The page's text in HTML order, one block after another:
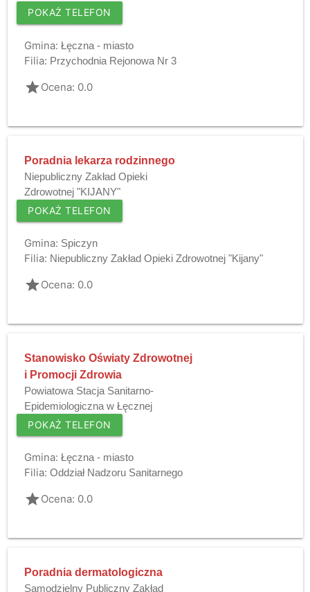
POKAŻ TELEFON
Gmina: Łęczna - miasto
Filia: Przychodnia Rejonowa Nr 3
gradeOcena: 0.0
Poradnia lekarza rodzinnego
Niepubliczny Zakład Opieki
Zdrowotnej "KIJANY"
POKAŻ TELEFON
Gmina: Spiczyn
Filia: Niepubliczny Zakład Opieki Zdrowotnej "Kijany"
gradeOcena: 0.0
Stanowisko Oświaty Zdrowotnej
i Promocji Zdrowia
Powiatowa Stacja Sanitarno-
Epidemiologiczna w Łęcznej
POKAŻ TELEFON
Gmina: Łęczna - miasto
Filia: Oddział Nadzoru Sanitarnego
gradeOcena: 0.0
Poradnia dermatologiczna
Samodzielny Publiczny Zakład